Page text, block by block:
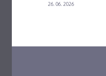
26. 06. 2026